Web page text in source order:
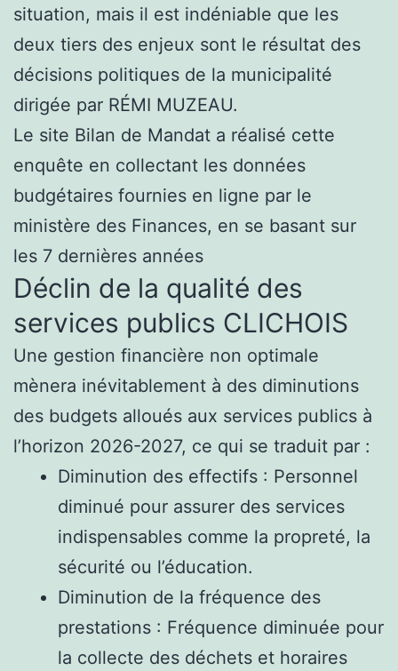
situation, mais il est indéniable que les
deux tiers des enjeux sont le résultat des
décisions politiques de la municipalité
dirigée par RÉMI MUZEAU.
Le site Bilan de Mandat a réalisé cette
enquête en collectant les données
budgétaires fournies en ligne par le
ministère des Finances, en se basant sur
les 7 dernières années
Déclin de la qualité des
services publics CLICHOIS
Une gestion financière non optimale
mènera inévitablement à des diminutions
des budgets alloués aux services publics à
l’horizon 2026-2027, ce qui se traduit par :
Diminution des effectifs : Personnel
diminué pour assurer des services
indispensables comme la propreté, la
sécurité ou l’éducation.
Diminution de la fréquence des
prestations : Fréquence diminuée pour
la collecte des déchets et horaires